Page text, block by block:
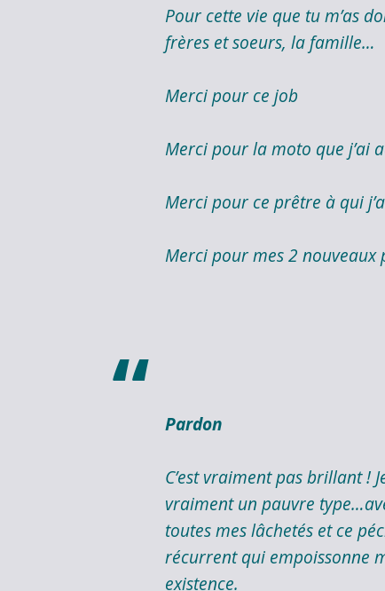
Pour cette vie que tu m’as
frères et soeurs, la famille…
Merci pour ce job
Merci pour la moto que j’ai
Merci pour ce prêtre à qui
Merci pour mes 2 nouveaux
Pardon
C’est vraiment pas brillant !
vraiment un pauvre
toutes mes lâchetés et ce
récurrent qui empoissonne
existence.